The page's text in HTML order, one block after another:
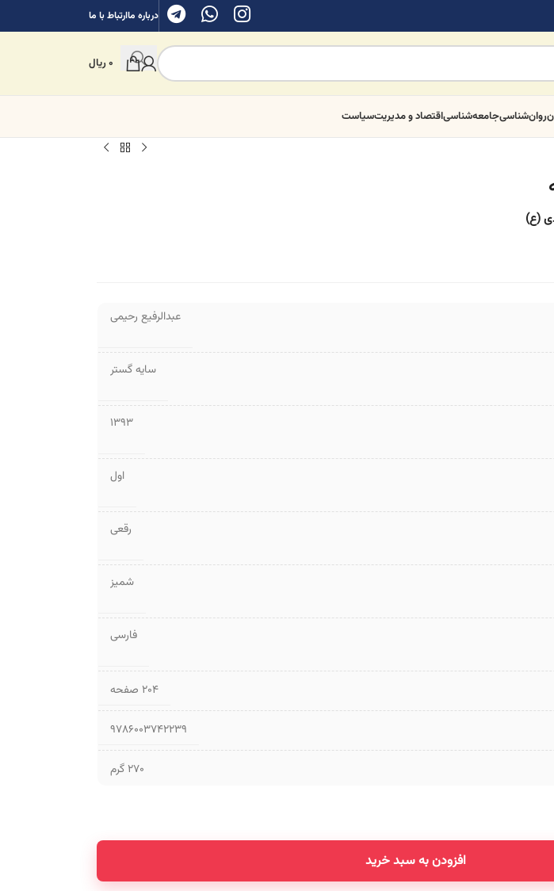
درباره ماارتباط با ما
0ریال
روان‌شناسیجامعه‌شناسیاقتصاد و مدیریتسیاست
(ع)
عبدالرفیع رحیمی
سایه گستر
1393
اول
رقعی
شمیز
فارسی
۲۰۴ صفحه
9786003742239
270 گرم
افزودن به سبد خرید